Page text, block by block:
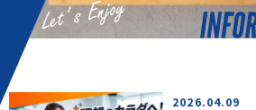
2026.04.09